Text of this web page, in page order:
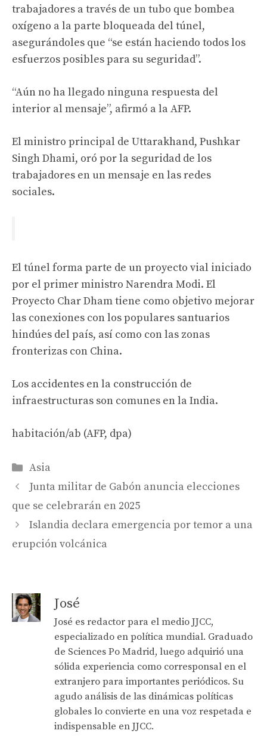
trabajadores a través de un tubo que bombea
oxígeno a la parte bloqueada del túnel,
asegurándoles que “se están haciendo todos los
esfuerzos posibles para su seguridad”.
“Aún no ha llegado ninguna respuesta del
interior al mensaje”, afirmó a la AFP.
El ministro principal de Uttarakhand, Pushkar
Singh Dhami, oró por la seguridad de los
trabajadores en un mensaje en las redes
sociales.
El túnel forma parte de un proyecto vial iniciado
por el primer ministro Narendra Modi. El
Proyecto Char Dham tiene como objetivo mejorar
las conexiones con los populares santuarios
hindúes del país, así como con las zonas
fronterizas con China.
Los accidentes en la construcción de
infraestructuras son comunes en la India.
habitación/ab (AFP, dpa)
Categories
Asia
Junta militar de Gabón anuncia elecciones
que se celebrarán en 2025
Islandia declara emergencia por temor a una
erupción volcánica
José
José es redactor para el medio JJCC,
especializado en política mundial. Graduado
de Sciences Po Madrid, luego adquirió una
sólida experiencia como corresponsal en el
extranjero para importantes periódicos. Su
agudo análisis de las dinámicas políticas
globales lo convierte en una voz respetada e
indispensable en JJCC.